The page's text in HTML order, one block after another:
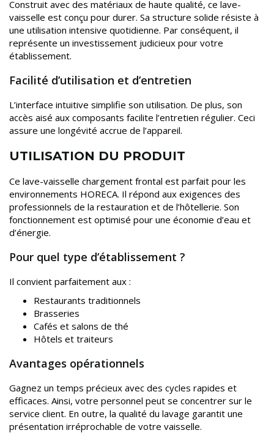
Construit avec des matériaux de haute qualité, ce lave-
vaisselle est conçu pour durer. Sa structure solide résiste à
une utilisation intensive quotidienne. Par conséquent, il
représente un investissement judicieux pour votre
établissement.
Facilité d’utilisation et d’entretien
L’interface intuitive simplifie son utilisation. De plus, son
accès aisé aux composants facilite l’entretien régulier. Ceci
assure une longévité accrue de l’appareil.
UTILISATION DU PRODUIT
Ce lave-vaisselle chargement frontal est parfait pour les
environnements HORECA. Il répond aux exigences des
professionnels de la restauration et de l’hôtellerie. Son
fonctionnement est optimisé pour une économie d’eau et
d’énergie.
Pour quel type d’établissement ?
Il convient parfaitement aux :
Restaurants traditionnels
Brasseries
Cafés et salons de thé
Hôtels et traiteurs
Avantages opérationnels
Gagnez un temps précieux avec des cycles rapides et
efficaces. Ainsi, votre personnel peut se concentrer sur le
service client. En outre, la qualité du lavage garantit une
présentation irréprochable de votre vaisselle.